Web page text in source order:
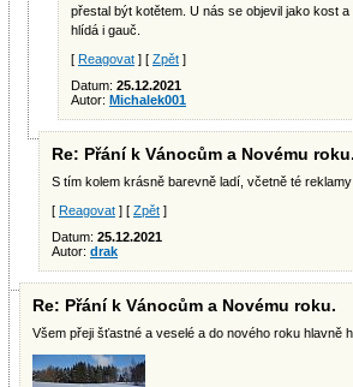
přestal být kotětem. U nás se objevil jako kost
hlídá i gauč.
[ Reagovat ] [ Zpět ]
Datum: 25.12.2021
Autor: Michalek001
Re: Přání k Vánocům a Novému roku.
S tím kolem krásně barevně ladí, včetně té
[ Reagovat ] [ Zpět ]
Datum: 25.12.2021
Autor: drak
Re: Přání k Vánocům a Novému roku.
Všem přeji šťastné a veselé a do nového roku hlavně